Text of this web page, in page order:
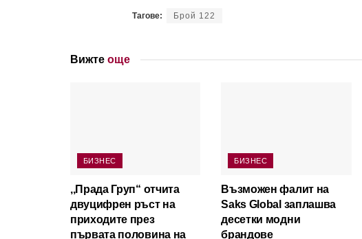
Тагове: Брой 122
Вижте още
БИЗНЕС
,,Прада Груп“ отчита
двуцифрен ръст на
приходите през
първата половина на
БИЗНЕС
Възможен фалит на
Saks Global заплашва
десетки модни
брандове